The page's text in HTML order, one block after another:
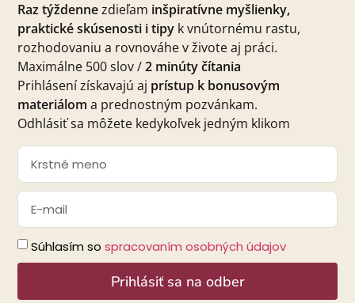
Raz týždennezdieľam inšpiratívne myšlienky,
praktické skúsenosti i tipy k vnútornému rastu,
rozhodovaniu a rovnováhe v živote aj práci.
Maximálne 500 slov /2 minúty čítania
Prihlásení získavajú aj prístup k bonusovým
materiálom a prednostným pozvánkam.
Odhlásiť sa môžete kedykoľvek jedným klikom
Súhlasím so spracovaním osobných údajov
Prihlásiť sa na odber